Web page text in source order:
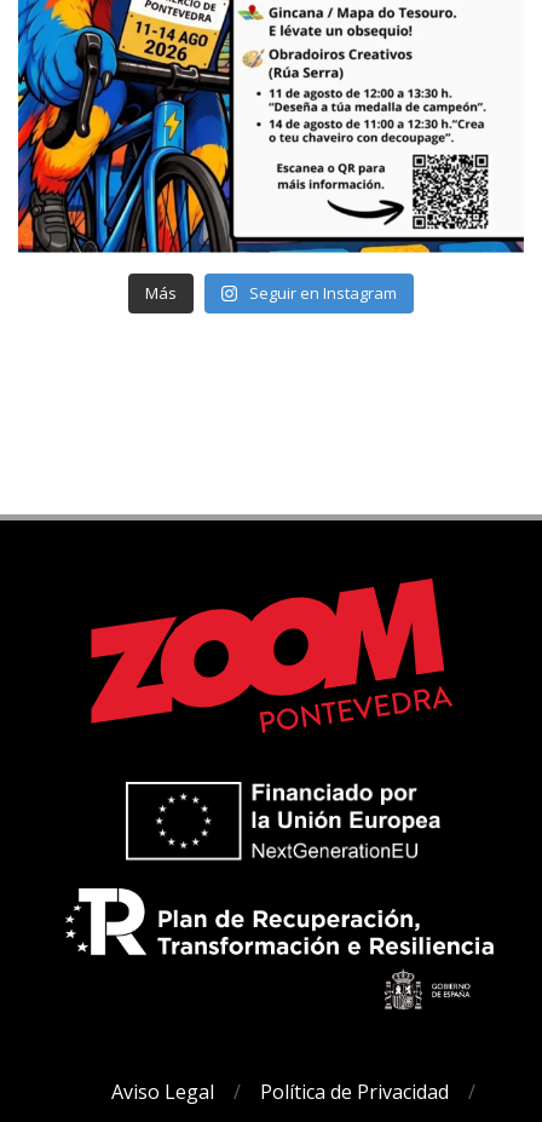
Más Seguir en Instagram
Aviso Legal Política de Privacidad